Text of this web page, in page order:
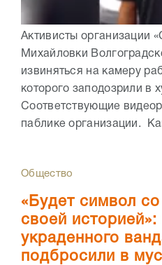
Активисты организации
Михайловки
извиняться на камеру
которого заподозрили в
Соответствующие
паблике организации.
Общество
«Будет символ
своей
украденного
подбросили в